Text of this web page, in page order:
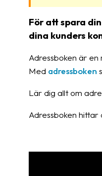
För att spara
dina kunders
Adressboken är
Med adressboken
Lär dig allt om
Adressboken hittar